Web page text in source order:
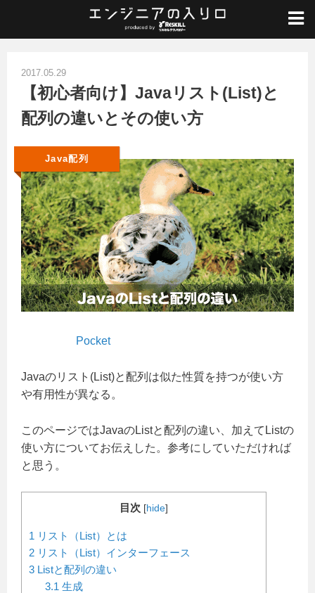
Java入門 / Java配列
【初心者向け】Javaリスト(List)と配列の違いとその使い方
2017.05.29
【初心者向け】Javaリスト(List)と
配列の違いとその使い方
Java配列
Pocket
Javaのリスト(List)と配列は似た性質を持つが使い方
や有用性が異なる。
このページではJavaのListと配列の違い、加えてListの
使い方についてお伝えした。参考にしていただければ
と思う。
目次 [hide]
1 リスト（List）とは
2 リスト（List）インターフェース
3 Listと配列の違い
3.1 生成